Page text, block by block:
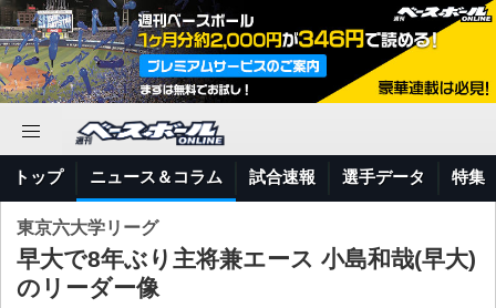
トップ ニュース＆コラム 試合速報 選手データ 特集
東京六大学リーグ
早大で8年ぶり主将兼エース 小島和哉(早大)
のリーダー像